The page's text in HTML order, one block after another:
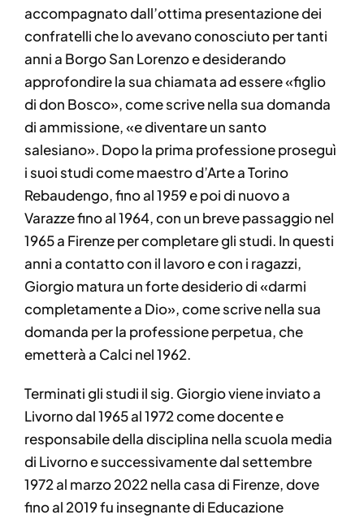
accompagnato dall’ottima presentazione dei
confratelli che lo avevano conosciuto per tanti
anni a Borgo San Lorenzo e desiderando
approfondire la sua chiamata ad essere «figlio
di don Bosco», come scrive nella sua domanda
di ammissione, «e diventare un santo
salesiano». Dopo la prima professione proseguì
i suoi studi come maestro d’Arte a Torino
Rebaudengo, fino al 1959 e poi di nuovo a
Varazze fino al 1964, con un breve passaggio nel
1965 a Firenze per completare gli studi. In questi
anni a contatto con il lavoro e con i ragazzi,
Giorgio matura un forte desiderio di «darmi
completamente a Dio», come scrive nella sua
domanda per la professione perpetua, che
emetterà a Calci nel 1962.
Terminati gli studi il sig. Giorgio viene inviato a
Livorno dal 1965 al 1972 come docente e
responsabile della disciplina nella scuola media
di Livorno e successivamente dal settembre
1972 al marzo 2022 nella casa di Firenze, dove
fino al 2019 fu insegnante di Educazione